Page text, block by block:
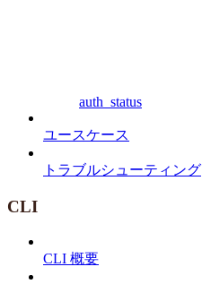
auth_status
ユースケース
トラブルシューティング
CLI
CLI 概要